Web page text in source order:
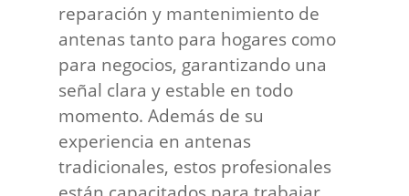
reparación y mantenimiento de
antenas tanto para hogares como
para negocios, garantizando una
señal clara y estable en todo
momento. Además de su
experiencia en antenas
tradicionales, estos profesionales